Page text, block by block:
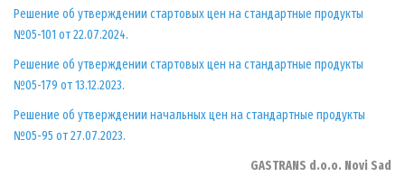
Решение об утверждении стартовых цен на стандартные продукты
№05-101 от 22.07.2024.
Решение об утверждении стартовых цен на стандартные продукты
№05-179 от 13.12.2023.
Решение об утверждении начальных цен на стандартные продукты
№05-95 от 27.07.2023.
GASTRANS d.o.o. Novi Sad